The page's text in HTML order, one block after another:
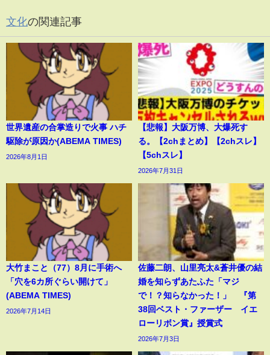
文化の関連記事
世界遺産の合掌造りで火事 ハチ
駆除が原因か(ABEMA TIMES)
2026年8月1日
【悲報】大阪万博、大爆死す
る。【2chまとめ】【2chスレ】
【5chスレ】
2026年7月31日
大竹まこと（77）8月に手術へ
「穴を6カ所ぐらい開けて」
(ABEMA TIMES)
2026年7月14日
佐藤二朗、山里亮太&蒼井優の結
婚を知らずあたふた「マジ
で！？知らなかった！」 『第
38回ベスト・ファーザー イエ
ローリボン賞』授賞式
2026年7月3日